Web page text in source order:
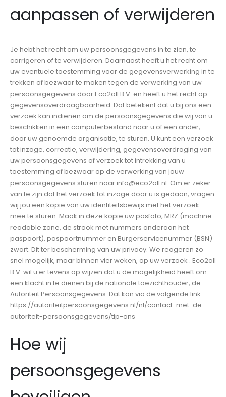
aanpassen of verwijderen
Je hebt het recht om uw persoonsgegevens in te zien, te
corrigeren of te verwijderen. Daarnaast heeft u het recht om
uw eventuele toestemming voor de gegevensverwerking in te
trekken of bezwaar te maken tegen de verwerking van uw
persoonsgegevens door Eco2all B.V. en heeft u het recht op
gegevensoverdraagbaarheid. Dat betekent dat u bij ons een
verzoek kan indienen om de persoonsgegevens die wij van u
beschikken in een computerbestand naar u of een ander,
door uw genoemde organisatie, te sturen. U kunt een verzoek
tot inzage, correctie, verwijdering, gegevensoverdraging van
uw persoonsgegevens of verzoek tot intrekking van u
toestemming of bezwaar op de verwerking van jouw
persoonsgegevens sturen naar info@eco2all.nl. Om er zeker
van te zijn dat het verzoek tot inzage door u is gedaan, vragen
wij jou een kopie van uw identiteitsbewijs met het verzoek
mee te sturen. Maak in deze kopie uw pasfoto, MRZ (machine
readable zone, de strook met nummers onderaan het
paspoort), paspoortnummer en Burgerservicenummer (BSN)
zwart. Dit ter bescherming van uw privacy. We reageren zo
snel mogelijk, maar binnen vier weken, op uw verzoek . Eco2all
B.V. wil u er tevens op wijzen dat u de mogelijkheid heeft om
een klacht in te dienen bij de nationale toezichthouder, de
Autoriteit Persoonsgegevens. Dat kan via de volgende link:
https://autoriteitpersoonsgegevens.nl/nl/contact-met-de-
autoriteit-persoonsgegevens/tip-ons
Hoe wij
persoonsgegevens